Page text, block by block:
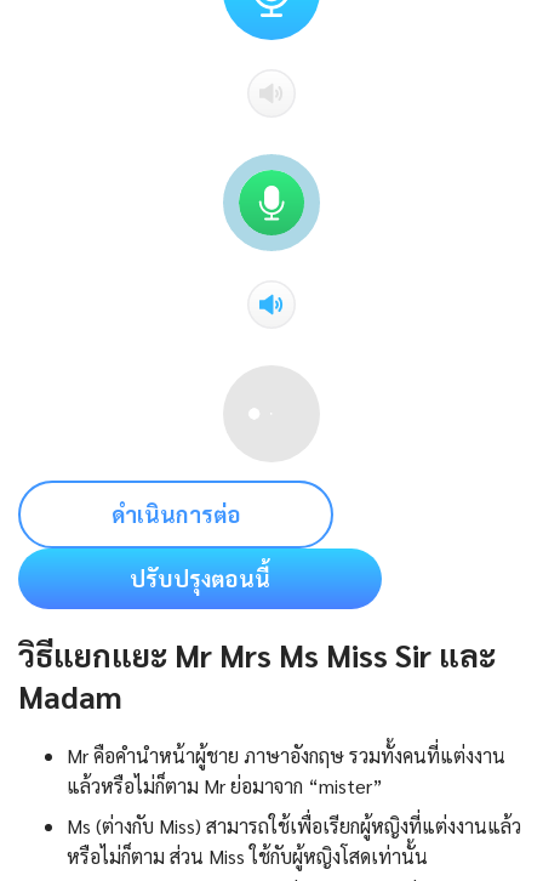
ดำเนินการต่อ
ปรับปรุงตอนนี้
วิธีแยกแยะ Mr Mrs Ms Miss Sir และ
Madam
Mr คือคํานําหน้าผู้ชาย ภาษาอังกฤษ รวมทั้งคนที่แต่งงาน
แล้วหรือไม่ก็ตาม Mr ย่อมาจาก “mister”
Ms (ต่างกับ Miss) สามารถใช้เพื่อเรียกผู้หญิงที่แต่งงานแล้ว
หรือไม่ก็ตาม ส่วน Miss ใช้กับผู้หญิงโสดเท่านั้น